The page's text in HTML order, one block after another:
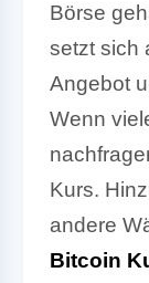
Börse
setzt sich
Angebot
Wenn
Kurs.
andere
Bitcoin